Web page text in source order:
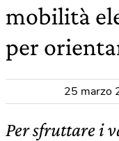
mobilità
per
25 marzo
Per sfruttare i